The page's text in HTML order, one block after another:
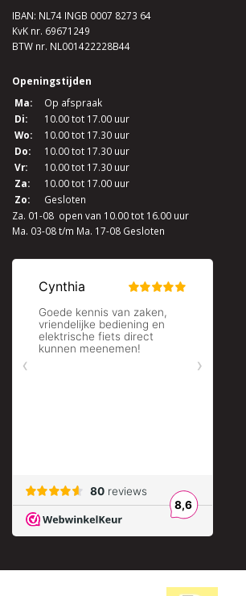
IBAN: NL74 INGB 0007 8273 64
KvK nr. 69671249
BTW nr. NL001422228B44
Openingstijden
Ma:
Op afspraak
Di:
10.00 tot 17.00 uur
Wo:
10.00 tot 17.30 uur
Do:
10.00 tot 17.30 uur
Vr:
10.00 tot 17.30 uur
Za:
10.00 tot 17.00 uur
Zo:
Gesloten
Za. 01-08 open van 10.00 tot 16.00 uur
Ma. 03-08 t/m Ma. 17-08 Gesloten